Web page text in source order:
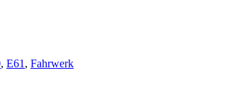
, E61 , Fahrwerk